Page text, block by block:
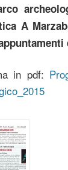
A
in pdf: